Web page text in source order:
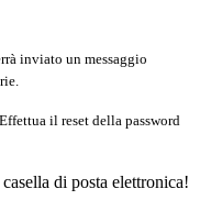
inviato un messaggio
il reset della password
di posta elettronica!